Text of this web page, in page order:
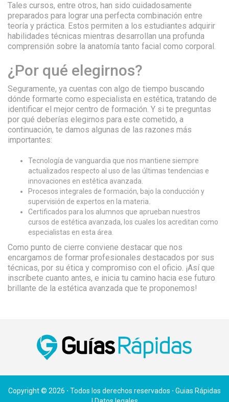
Tales cursos, entre otros, han sido cuidadosamente
preparados para lograr una perfecta combinación entre
teoría y práctica. Estos permiten a los estudiantes adquirir
habilidades técnicas mientras desarrollan una profunda
comprensión sobre la anatomía tanto facial como corporal.
¿Por qué elegirnos?
Seguramente, ya cuentas con algo de tiempo buscando
dónde formarte como especialista en estética, tratando de
identificar el mejor centro de formación. Y si te preguntas
por qué deberías elegirnos para este cometido, a
continuación, te damos algunas de las razones más
importantes:
Tecnología de vanguardia que nos mantiene siempre
actualizados respecto al uso de las últimas tendencias e
innovaciones en estética avanzada.
Procesos integrales de formación, bajo la conducción y
supervisión de expertos en la materia.
Certificados para los alumnos que aprueban nuestros
cursos de estética avanzada, los cuales los acreditan como
especialistas en esta área.
Como punto de cierre conviene destacar que nos
encargamos de formar profesionales destacados por sus
técnicas, por su ética y compromiso con el oficio. ¡Así que
inscríbete cuanto antes, e inicia tu camino hacia ese futuro
brillante de la estética avanzada que te proponemos!
Copyright © 2026 ⋅ Todos los derechos reservados ⋅ Guias Rápidas